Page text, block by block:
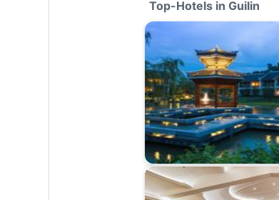
Top-Hotels in Guilin